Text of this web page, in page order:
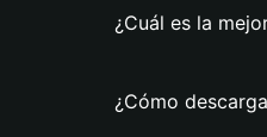
¿Cuál es la
¿Cómo